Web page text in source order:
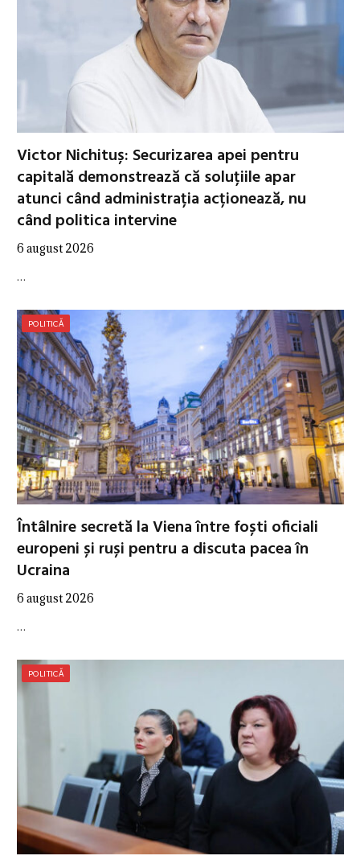
Victor Nichituș: Securizarea apei pentru
capitală demonstrează că soluțiile apar
atunci când administrația acționează, nu
când politica intervine
6 august 2026
…
POLITICĂ
Întâlnire secretă la Viena între foști oficiali
europeni și ruși pentru a discuta pacea în
Ucraina
6 august 2026
…
POLITICĂ